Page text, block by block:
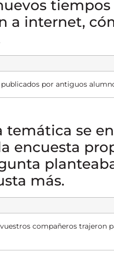
a internet,
por antiguos
temática se
encuesta
más.
compañeros trajeron